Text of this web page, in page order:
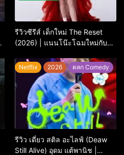
รีวิวซีรีส์ เด็กใหม่ The Reset
(2026) | แนนโน๊ะโฉมใหม่กับ
Netflix 2026 ตลก Comedy
รีวิว เดี่ยว สติล อะไลฟ์ (Deaw
Still Alive) อุดม แต้พานิช |